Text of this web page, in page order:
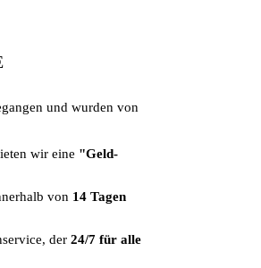
und wurden von
wir eine "Geld-
von 14 Tagen
der 24/7 für alle